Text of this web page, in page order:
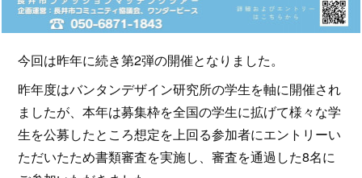
今回は昨年に続き第2弾の開催となりました。
昨年度はバンタンデザイン研究所の学生を軸に開催され
ましたが、本年は募集枠を全国の学生に拡げて様々な学
生を公募したところ想定を上回る参加者にエントリーい
ただいたため書類審査を実施し、審査を通過した8名に